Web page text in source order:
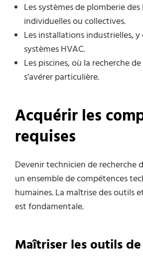
Les systèmes de plomberie
individuelles ou collectives.
Les installations industrielles, y
systèmes HVAC.
Les piscines, où la recherche
s’avérer particulière.
Acquérir les
requises
Devenir technicien de recherche
un ensemble de compétences
humaines. La maîtrise des outils
est fondamentale.
Maîtriser les outils